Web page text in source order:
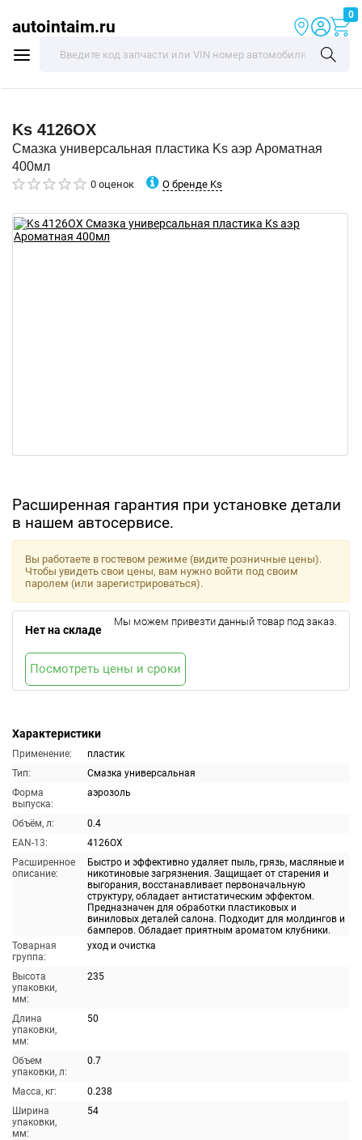
autointaim.ru
0
Ks 4126OX
Смазка универсальная пластика Ks аэр Ароматная
400мл
0 оценок О бренде Ks
Расширенная гарантия при установке детали
в нашем автосервисе.
Характеристики
Применение:
пластик
Тип:
Смазка универсальная
Форма
выпуска:
аэрозоль
Объём, л:
0.4
EAN-13:
4126OX
Расширенное
описание:
Быстро и эффективно удаляет пыль, грязь, масляные и
никотиновые загрязнения. Защищает от старения и
выгорания, восстанавливает первоначальную
структуру, обладает антистатическим эффектом.
Предназначен для обработки пластиковых и
виниловых деталей салона. Подходит для молдингов и
бамперов. Обладает приятным ароматом клубники.
Товарная
группа:
уход и очистка
Высота
упаковки,
мм:
235
Длина
упаковки,
мм:
50
Объем
упаковки, л:
0.7
Масса, кг:
0.238
Ширина
упаковки,
мм:
54
Вы работаете в гостевом режиме (видите розничные цены).
Чтобы увидеть свои цены, вам нужно войти под своим
паролем (или зарегистрироваться).
Нет на складе
Мы можем привезти данный товар под заказ.
Посмотреть цены и сроки